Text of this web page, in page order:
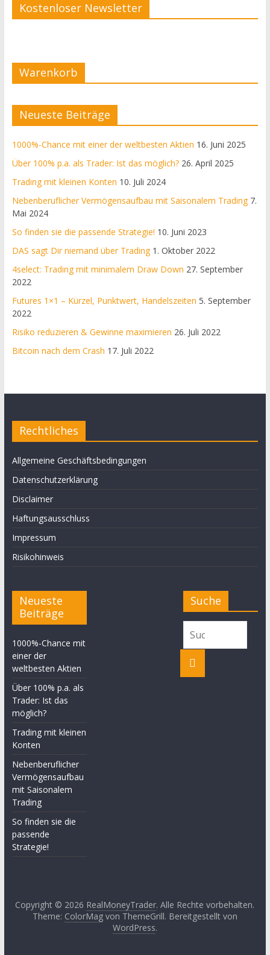
Kostenloser Newsletter
Warenkorb
Neueste Beiträge
1000%-Chance mit einer der weltbesten Aktien 16. Juni 2025
Über 100% p.a. als Trader: Ist das möglich? 26. April 2025
Trading mit kleinen Konten 10. Juli 2024
Nebenberuflicher Vermögensaufbau mit Saisonalem Trading 7.
Mai 2024
So finden sie die passende Strategie! 10. Juni 2023
DAS sagt Dir niemand über Trading 1. Oktober 2022
4select: Trading mit minimalem Draw Down 27. September
2022
Futures 1×1 – Kürzel, Punktwert, Handelszeiten 5. September
2022
Risiko reduzieren & Gewinne maximieren 26. Juli 2022
Bitcoin nach dem Crash 17. Juli 2022
Rechtliches
Allgemeine Geschäftsbedingungen
Datenschutzerklärung
Disclaimer
Haftungsausschluss
Impressum
Risikohinweis
Neueste
Beiträge
1000%-Chance mit
einer der
weltbesten Aktien
Über 100% p.a. als
Trader: Ist das
möglich?
Trading mit kleinen
Konten
Nebenberuflicher
Vermögensaufbau
mit Saisonalem
Trading
So finden sie die
passende
Strategie!
Suche
Copyright © 2026 RealMoneyTrader. Alle Rechte vorbehalten.
Theme: ColorMagvon ThemeGrill. Bereitgestellt von
WordPress.